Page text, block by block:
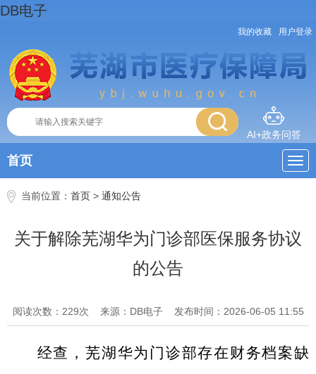
DB电子
我的收藏 用户登录
AI+政务问答
首页
当前位置： 首页 > 通知公告
关于解除芜湖华为门诊部医保服务协议
的公告
阅读次数： 229次 来源：DB电子 发布时间：2026-06-05 11:55
经查， 芜湖华为门诊部存在 财务档案缺